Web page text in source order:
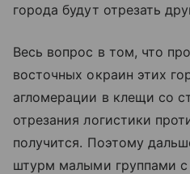
города будут отрезать
Весь вопрос в том, что
восточных окраин этих
агломерации в клещи со
отрезания логистики
получится. Поэтому
штурм малыми группами